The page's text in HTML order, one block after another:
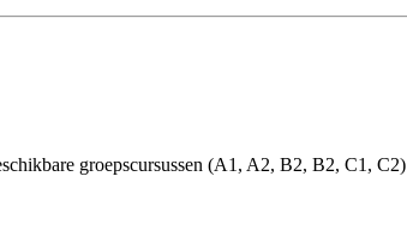
groepscursussen (A1, A2, B2, B2, C1, C2)